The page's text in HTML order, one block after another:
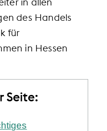
des Handels
für
in Hessen
Seite: